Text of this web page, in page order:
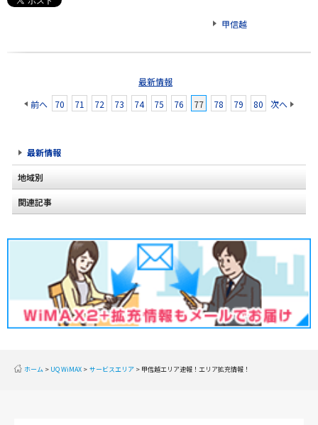
甲信越
最新情報
前へ
70 71 72 73 74 75 76 77 78 79 80 次へ
最新情報
地域別
北海道
甲信越
北陸
関連記事
ホーム UQ WiMAX サービスエリア 甲信越エリア速報！エリア拡充情報！